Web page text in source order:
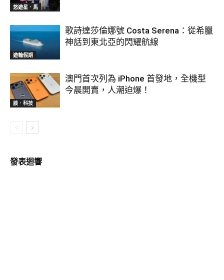
悠遊星．馬
遊輪假期
歌詩達莎倫娜號 Costa Serena：從希臘
神話到東北亞的閃耀航線
談．科技
澳門首次列為 iPhone 首發地，全機型
今晨開賣，人潮迫爆！
發表迴響